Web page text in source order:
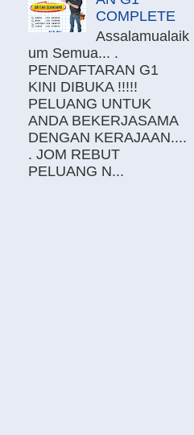
COMPLETE
Assalamualaik
um Semua... .
PENDAFTARAN G1
KINI DIBUKA !!!!!
PELUANG UNTUK
ANDA BEKERJASAMA
DENGAN KERAJAAN....
. JOM REBUT
PELUANG N...